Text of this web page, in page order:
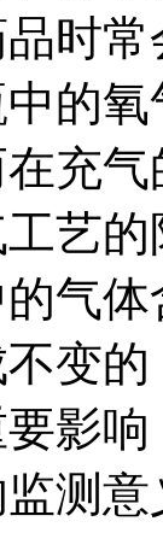
时
的
充
艺
气
变
影
测